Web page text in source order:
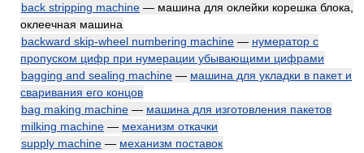
back stripping machine — машина для оклейки корешка блока,
оклеечная машина
backward skip-wheel numbering machine — нумератор с
пропуском цифр при нумерации убывающими цифрами
bagging and sealing machine — машина для укладки в пакет и
сваривания его концов
bag making machine — машина для изготовления пакетов
milking machine — механизм откачки
supply machine — механизм поставок